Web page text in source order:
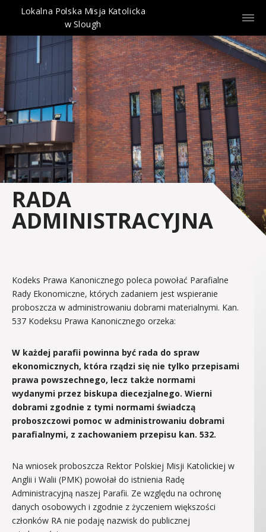
Lokalna Polska Misja Katolicka
w Slough
RADA
ADMINISTRACYJNA
Kodeks Prawa Kanonicznego poleca powołać Parafialne
Rady Ekonomiczne, których zadaniem jest wspieranie
proboszcza w administrowaniu dobrami materialnymi. Kan.
537 Kodeksu Prawa Kanonicznego orzeka:
W każdej parafii powinna być rada do spraw
ekonomicznych, która rządzi się nie tylko przepisami
prawa powszechnego, lecz także normami
wydanymi przez biskupa diecezjalnego. Wierni
dobrami zgodnie z tymi normami świadczą
proboszczowi pomoc w administrowaniu dobrami
parafialnymi, z zachowaniem przepisu kan. 532.
Na wniosek proboszcza Rektor Polskiej Misji Katolickiej w
Anglii i Walii (PMK) powołał do istnienia Radę
Administracyjną naszej Parafii. Ze względu na ochronę
danych osobowych i zgodnie z życzeniem większości
członków RA nie podaję nazwisk do publicznej